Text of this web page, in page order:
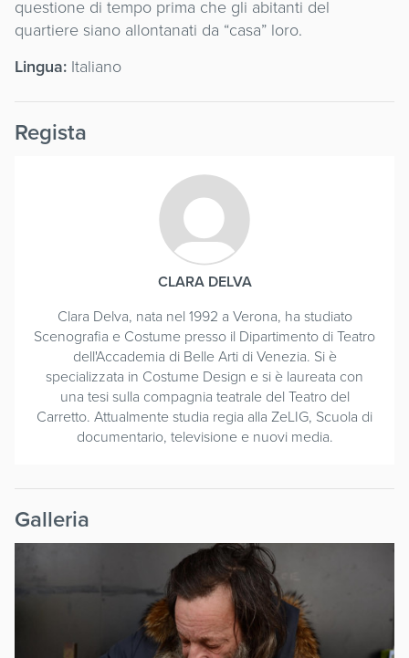
questione di tempo prima che gli abitanti del
quartiere siano allontanati da “casa” loro.
Lingua: Italiano
Regista
CLARA DELVA
Clara Delva, nata nel 1992 a Verona, ha studiato
Scenografia e Costume presso il Dipartimento di Teatro
dell'Accademia di Belle Arti di Venezia. Si è
specializzata in Costume Design e si è laureata con
una tesi sulla compagnia teatrale del Teatro del
Carretto. Attualmente studia regia alla ZeLIG, Scuola di
documentario, televisione e nuovi media.
Galleria